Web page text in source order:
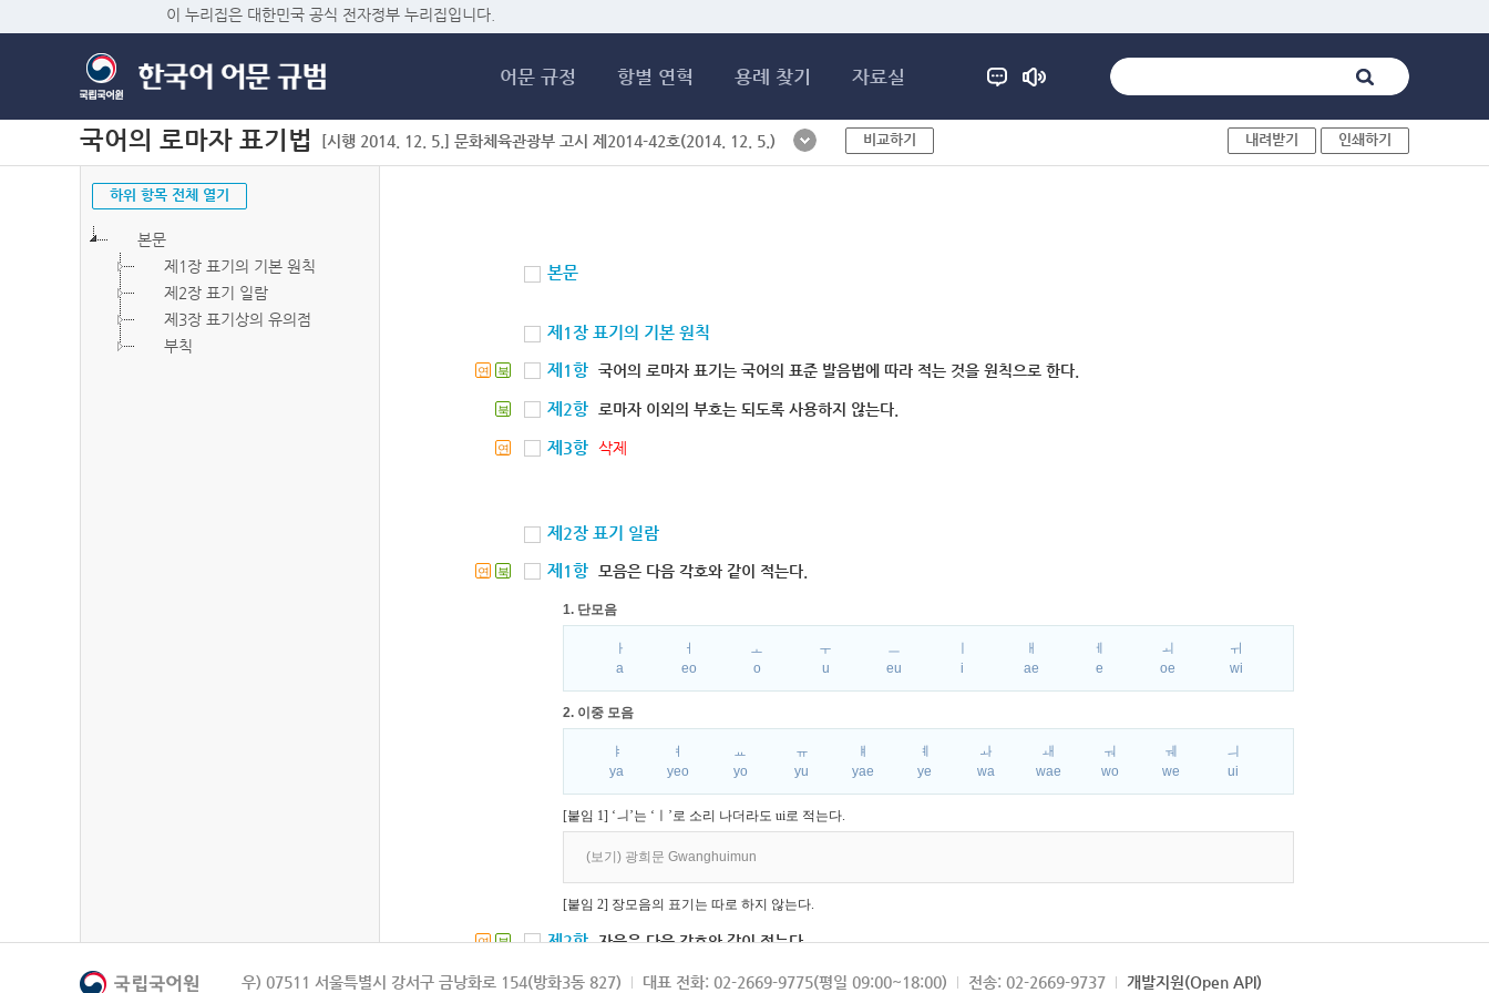
이 누리집은 대한민국 공식 전자정부 누리집입니다.
어문 규정 항별 연혁 용례 찾기 자료실
국어의 로마자 표기법 [시행 2014. 12. 5.] 문화체육관광부 고시 제2014-42호(2014. 12. 5.) 비교하기 내려받기 인쇄하기
하위 항목 전체 열기
본문
제1장 표기의 기본 원칙
제2장 표기 일람
제3장 표기상의 유의점
부칙
본문
제1장 표기의 기본 원칙
연 북 제1항 국어의 로마자 표기는 국어의 표준 발음법에 따라 적는 것을 원칙으로 한다.
북 제2항 로마자 이외의 부호는 되도록 사용하지 않는다.
연 제3항 삭제
제2장 표기 일람
연 북 제1항 모음은 다음 각호와 같이 적는다.
1. 단모음
ㅏ
a
ㅓ
eo
ㅗ
o
ㅜ
u
ㅡ
eu
i
ㅐ
ae
ㅔ
e
ㅚ
oe
ㅟ
wi
2. 이중 모음
ㅑ
ya
ㅕ
yeo
ㅛ
yo
ㅠ
yu
ㅒ
yae
ㅖ
ye
ㅘ
wa
ㅙ
wae
ㅝ
wo
ㅞ
we
ㅢ
ui
[붙임 1] ‘ㅢ’는 ‘ㅣ’로 소리 나더라도 ui로 적는다.
(보기) 광희문 Gwanghuimun
[붙임 2] 장모음의 표기는 따로 하지 않는다.
연 북 제2항 자음은 다음 각호와 같이 적는다.
1. 파열음
우) 07511 서울특별시 강서구 금낭화로 154(방화3동 827) 대표 전화: 02-2669-9775(평일 09:00~18:00) 전송: 02-2669-9737 개발지원(Open API)